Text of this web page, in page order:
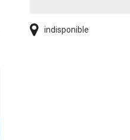
indisponible